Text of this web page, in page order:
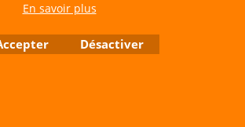
auprès de notre local uniquement sur rendez-vous
60 73 47 Mail:cerfvolantservice@gmail.com
h à 18 h 30 tous les jours sauf le Dimanche et jours fériés
En savoir plus
Désactiver